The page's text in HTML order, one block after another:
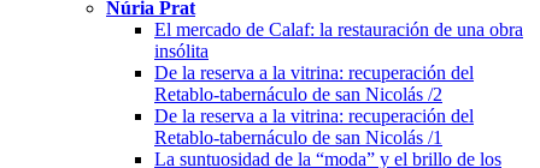
Núria Prat
El mercado de Calaf: la restauración de una obra
insólita
De la reserva a la vitrina: recuperación del
Retablo-tabernáculo de san Nicolás /2
De la reserva a la vitrina: recuperación del
Retablo-tabernáculo de san Nicolás /1
La suntuosidad de la “moda” y el brillo de los